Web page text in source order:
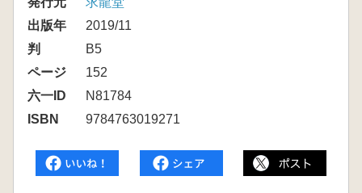
出版年
2019/11
判
B5
ページ
152
六一ID
N81784
ISBN
9784763019271